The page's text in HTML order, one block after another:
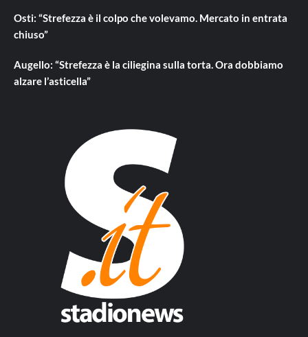
Osti: “Strefezza è il colpo che volevamo. Mercato in entrata
chiuso”
Augello: “Strefezza è la ciliegina sulla torta. Ora dobbiamo
alzare l’asticella”